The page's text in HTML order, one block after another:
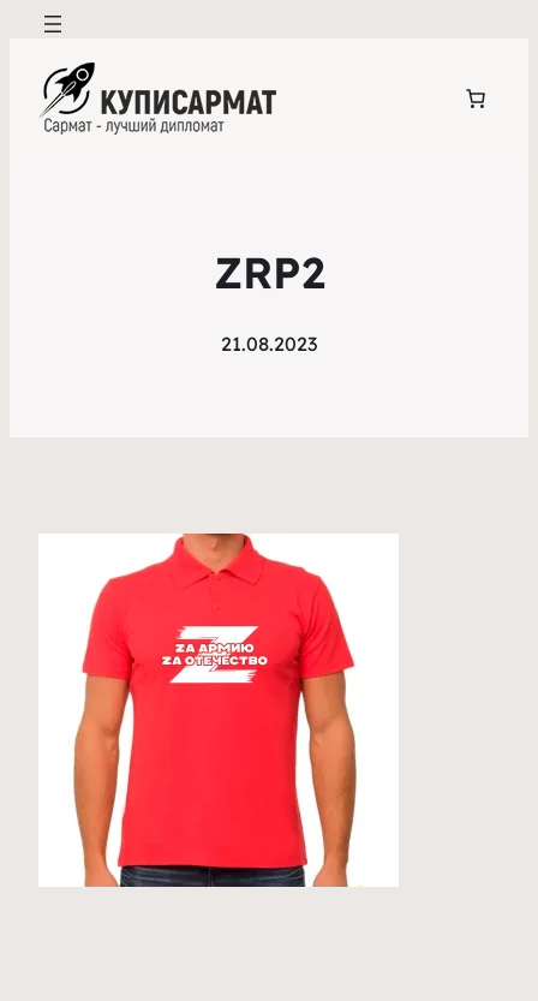
ZRP2
21.08.2023